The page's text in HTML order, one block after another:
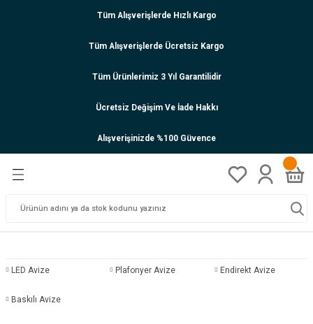
Tüm Alışverişlerde Hızlı Kargo
Tüm Alışverişlerde Ücretsiz Kargo
Tüm Ürünlerimiz 3 Yıl Garantilidir
Ücretsiz Değişim Ve İade Hakkı
Alışverişinizde %100 Güvence
LED Avize Plafonyer Avize Endirekt Avize
Baskılı Avize